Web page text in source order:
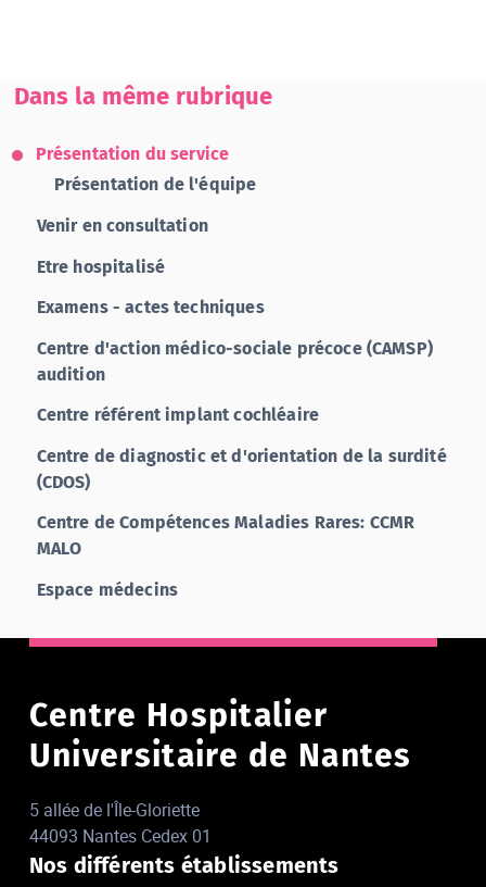
Dans la même rubrique
Présentation du service
Présentation de l'équipe
Venir en consultation
Etre hospitalisé
Examens - actes techniques
Centre d'action médico-sociale précoce (CAMSP)
audition
Centre référent implant cochléaire
Centre de diagnostic et d'orientation de la surdité
(CDOS)
Centre de Compétences Maladies Rares: CCMR
MALO
Espace médecins
Centre Hospitalier
Universitaire de Nantes
5 allée de l'Île-Gloriette
44093 Nantes Cedex 01
Nos différents établissements